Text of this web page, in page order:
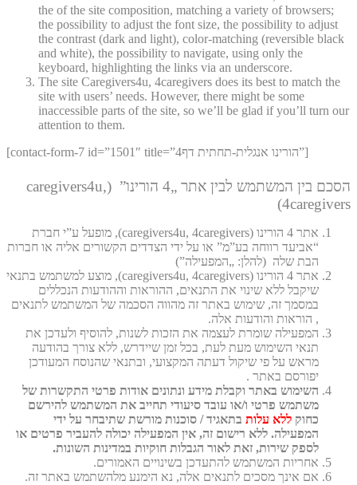
the of the site composition, matching a variety of browsers;
the possibility to adjust the font size, the possibility to adjust
the contrast (dark and light), color-matching (reversible black
and white), the possibility to navigate, using only the
keyboard, highlighting the links via an underscore.
The site Caregivers4u, 4caregivers does its best to match the
site with users’ needs. However, there might be some
inaccessible parts of the site, so we’ll be glad if you’ll turn our
attention to them.
[contact-form-7 id=”1501″ title=”4הורינו אנגלית-תחתית דף”]
הסכם בין המשתמש לבין אתר „4 הורינו” (caregivers4u,
4caregivers)
אתר 4 הורינו (caregivers4u, 4caregivers), מופעל ע”י חברת
“אביעד רווחה בע”מ” או על ידי הצדדים הקשורים אליה או חברות
הבת שלה (להלן: „המפעילה”)
אתר 4 הורינו (caregivers4u, 4caregivers), מוצע למשתמש בתנאי
שיקבל ללא שינוי את התנאים, ההוראות וההודעות הנכללים
במסמך זה, שימוש באתר זה מהווה הסכמה של המשתמש לתנאים
, הוראות והודעות אלה.
המפעילה שומרת לעצמה את הזכות לשנות, להוסיף ולעדכן את
תנאי השימוש מעת לעת, בכל זמן שיידרש, ללא צורך בהודעה
מראש על פי שיקול דעתה המקצועי, ובתנאי שהנוסח המעודכן
יפורסם באתר .
השימוש באתר וקבלת מידע ונתונים אודות פרטי התקשרות של
משתמש פרטי ו/או עובד סיעודי תחייב את המשתמש להירשם
כחוק ללא עלות בתאגיד / סוכנות מורשת שתיבחר על ידי
המפעילה. ללא רישום זה, אין המפעילה יכולה להעביר פרטים או
לספק שירות, זאת לאור הגבלות חוקיות במדינות השונות.
אחריות המשתמש להתעדכן בשינויים האמורים.
אם אינך מסכים לתנאים אלה, נא הימנע מלהשתמש באתר זה.